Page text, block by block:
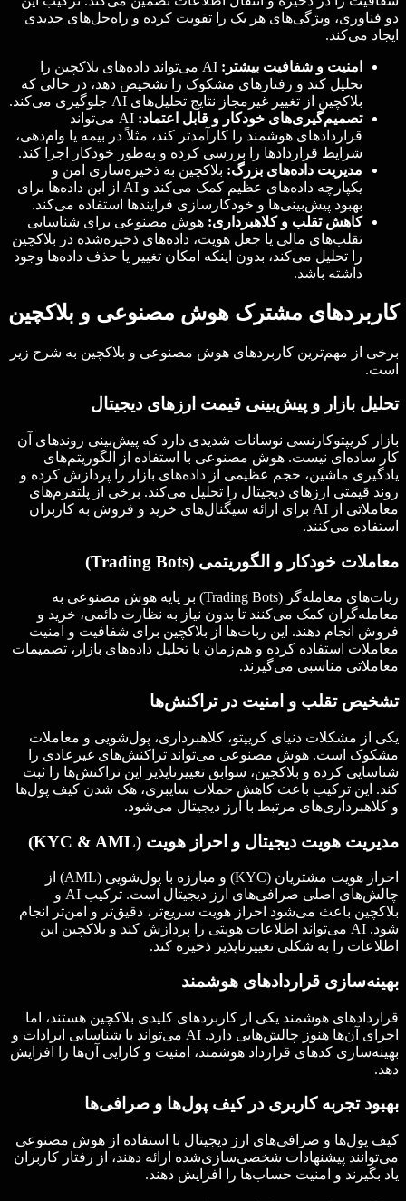
دو فناوری، ویژگی‌های هر یک را تقویت کرده و راه‌حل‌های جدیدی
ایجاد می‌کند.
امنیت و شفافیت بیشتر:
AI می‌تواند داده‌های بلاکچین را
تحلیل کند و رفتارهای مشکوک را تشخیص دهد، در حالی که
بلاکچین از تغییر غیرمجاز نتایج تحلیل‌های AI جلوگیری می‌کند.
تصمیم‌گیری‌های خودکار و قابل اعتماد:
AI می‌تواند
قراردادهای هوشمند را کارآمدتر کند، مثلاً در بیمه یا وام‌دهی،
شرایط قراردادها را بررسی کرده و به‌طور خودکار اجرا کند.
مدیریت داده‌های بزرگ: بلاکچین به ذخیره‌سازی امن و
یکپارچه داده‌های عظیم کمک می‌کند و AI از این داده‌ها برای
بهبود پیش‌بینی‌ها و خودکارسازی فرایندها استفاده می‌کند.
کاهش تقلب و کلاهبرداری: هوش مصنوعی برای شناسایی
تقلب‌های مالی یا جعل هویت، داده‌های ذخیره‌شده در بلاکچین
را تحلیل می‌کند، بدون اینکه امکان تغییر یا حذف داده‌ها وجود
داشته باشد.
کاربردهای مشترک هوش مصنوعی و بلاکچین
برخی از مهم‌ترین کاربردهای هوش مصنوعی و بلاکچین به شرح زیر
است.
تحلیل بازار و پیش‌بینی قیمت ارزهای دیجیتال
بازار کریپتوکارنسی نوسانات شدیدی دارد که پیش‌بینی روندهای آن
کار ساده‌ای نیست. هوش مصنوعی با استفاده از الگوریتم‌های
یادگیری ماشین، حجم عظیمی از داده‌های بازار را پردازش کرده و
روند قیمتی ارزهای دیجیتال را تحلیل می‌کند. برخی از پلتفرم‌های
معاملاتی از AI برای ارائه سیگنال‌های خرید و فروش به کاربران
استفاده می‌کنند.
معاملات خودکار و الگوریتمی (Trading Bots)
ربات‌های معامله‌گر (Trading Bots) بر پایه هوش مصنوعی به
معامله‌گران کمک می‌کنند تا بدون نیاز به نظارت دائمی، خرید و
فروش انجام دهند. این ربات‌ها از بلاکچین برای شفافیت و امنیت
معاملات استفاده کرده و هم‌زمان با تحلیل داده‌های بازار، تصمیمات
معاملاتی مناسبی می‌گیرند.
تشخیص تقلب و امنیت در تراکنش‌ها
یکی از مشکلات دنیای کریپتو، کلاهبرداری، پول‌شویی و معاملات
مشکوک است. هوش مصنوعی می‌تواند تراکنش‌های غیرعادی را
شناسایی کرده و بلاکچین، سوابق تغییرناپذیر این تراکنش‌ها را ثبت
کند. این ترکیب باعث کاهش حملات سایبری، هک شدن کیف پول‌ها
و کلاهبرداری‌های مرتبط با ارز دیجیتال می‌شود.
مدیریت هویت دیجیتال و احراز هویت (KYC & AML)
احراز هویت مشتریان (KYC) و مبارزه با پول‌شویی (AML) از
چالش‌های اصلی صرافی‌های ارز دیجیتال است. ترکیب AI و
بلاکچین باعث می‌شود احراز هویت سریع‌تر، دقیق‌تر و امن‌تر انجام
شود. AI می‌تواند اطلاعات هویتی را پردازش کند و بلاکچین این
اطلاعات را به شکلی تغییرناپذیر ذخیره کند.
بهینه‌سازی قراردادهای هوشمند
قراردادهای هوشمند یکی از کاربردهای کلیدی بلاکچین هستند، اما
اجرای آن‌ها هنوز چالش‌هایی دارد. AI می‌تواند با شناسایی ایرادات و
بهینه‌سازی کدهای قرارداد هوشمند، امنیت و کارایی آن‌ها را افزایش
دهد.
بهبود تجربه کاربری در کیف پول‌ها و صرافی‌ها
کیف پول‌ها و صرافی‌های ارز دیجیتال با استفاده از هوش مصنوعی
می‌توانند پیشنهادات شخصی‌سازی‌شده ارائه دهند، از رفتار کاربران
یاد بگیرند و امنیت حساب‌ها را افزایش دهند.